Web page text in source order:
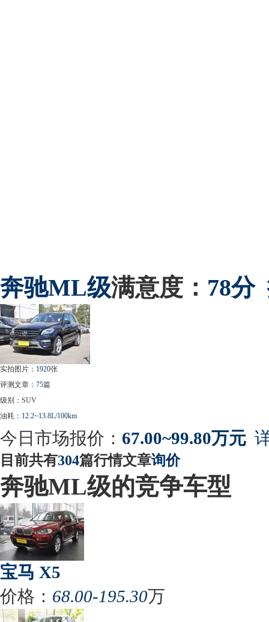
奔驰ML级满意度： 78分
实拍图片： 1920张
评测文章： 75篇
级别：SUV
油耗： 12.2~13.8L/100km
今日市场报价： 67.00~99.80万元
目前共有304篇行情文章询价
奔驰ML级的竞争车型
宝马 X5
价格： 68.00-195.30万